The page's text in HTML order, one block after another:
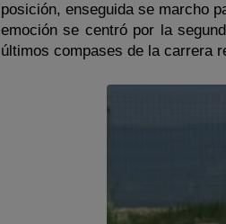
posición, enseguida se marcho
emoción se centró por la
últimos compases de la carrera